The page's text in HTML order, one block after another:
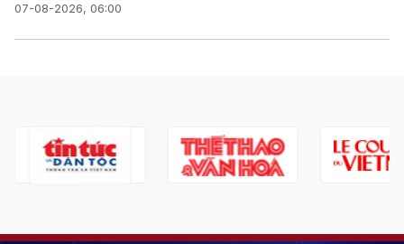
07-08-2026, 06:00